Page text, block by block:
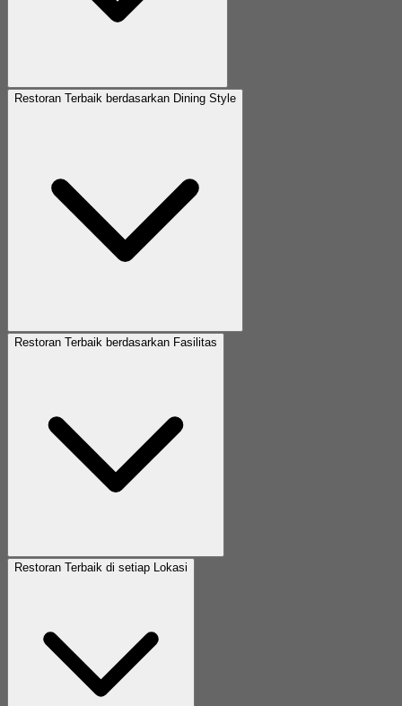
Restoran Terbaik berdasarkan Dining Style
Restoran Terbaik berdasarkan Fasilitas
Restoran Terbaik di setiap Lokasi